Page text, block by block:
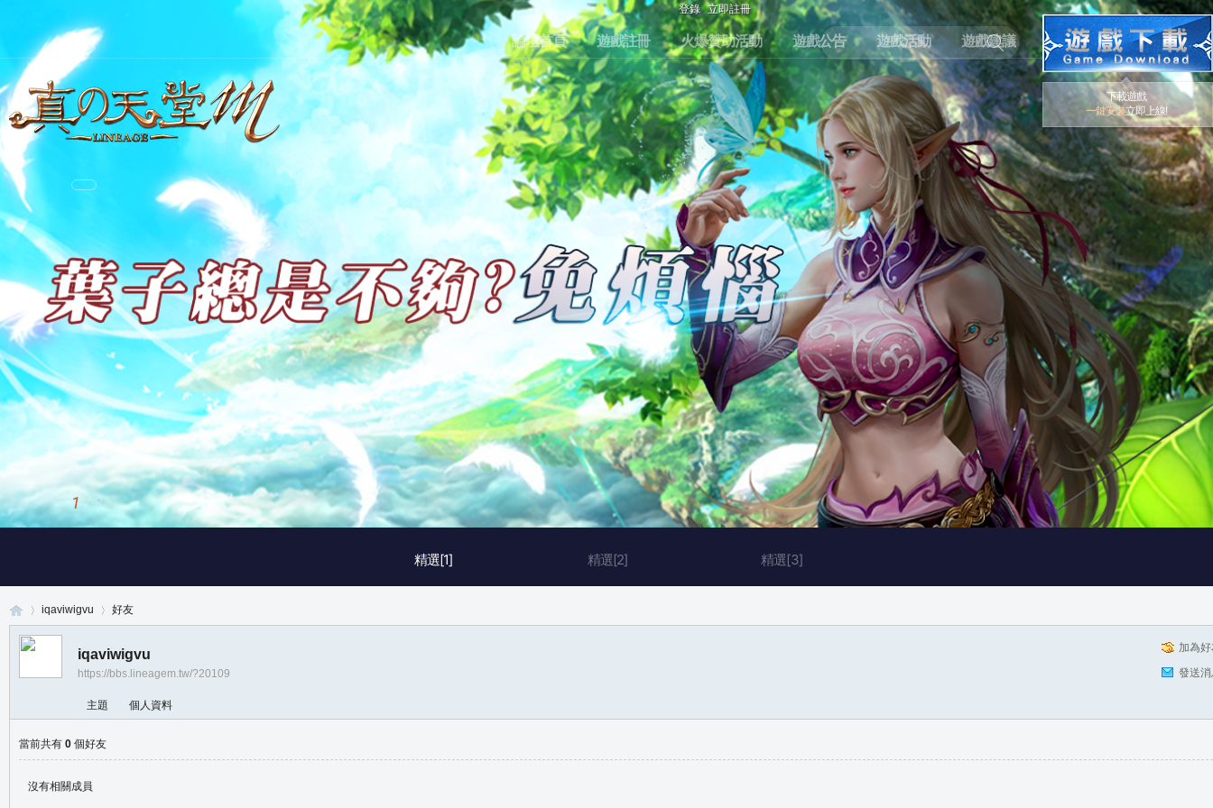
登錄 立即註冊
論壇首頁 遊戲註冊 火爆贊助活動 遊戲公告 遊戲活動 遊戲建議
下載遊戲
一鍵安裝立即上線!
精選[1] 精選[2] 精選[3]
1 / 3
iqaviwigvu 好友
加為
發送
iqaviwigvu
https://bbs.lineagem.tw/?20109
主題 個人資料
當前共有 0 個好友
沒有相關成員